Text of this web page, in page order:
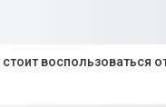
стоит воспользоваться